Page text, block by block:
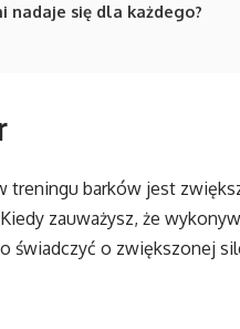
nadaje się dla każdego?
treningu barków jest
zauważysz, że
świadczyć o zwiększonej